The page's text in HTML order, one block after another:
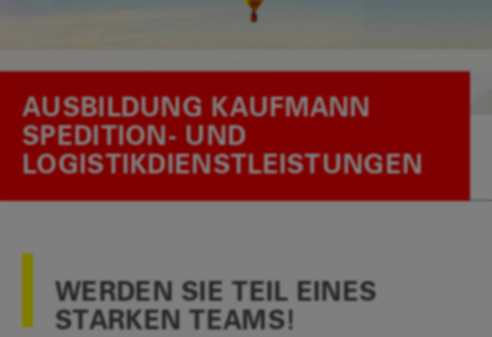
AUSBILDUNG KAUFMANN
SPEDITION- UND
LOGISTIKDIENSTLEISTUNGEN
WERDEN SIE TEIL EINES
STARKEN TEAMS!